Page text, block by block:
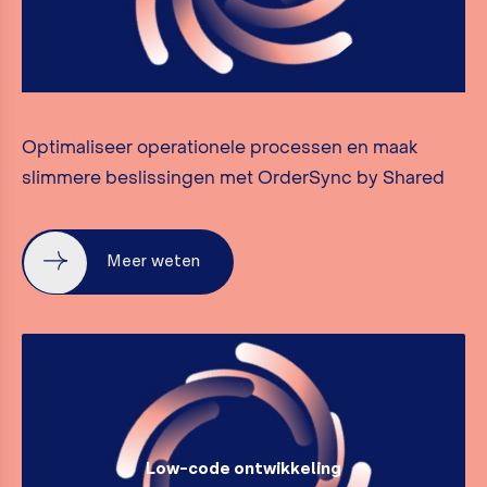
Optimaliseer operationele processen en maak
slimmere beslissingen met OrderSync by Shared
Meer weten
Low-code ontwikkeling